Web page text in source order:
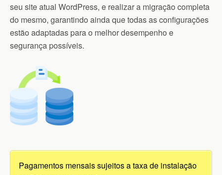
seu site atual WordPress, e realizar a migração completa
do mesmo, garantindo ainda que todas as configurações
estão adaptadas para o melhor desempenho e
segurança possíveis.
Pagamentos mensais sujeitos a taxa de instalação